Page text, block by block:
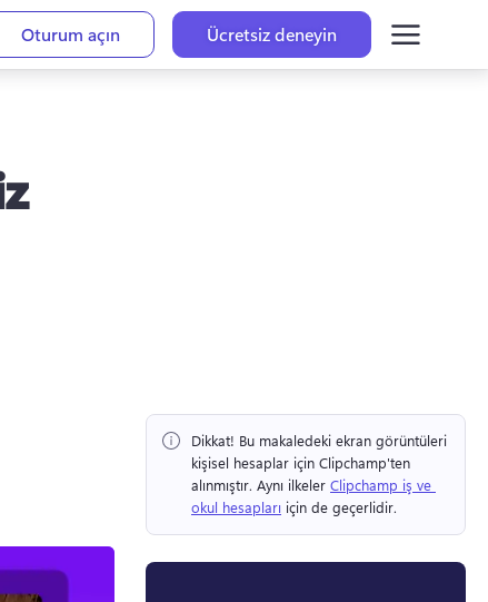
Oturum açın
Ücretsiz deneyin
Dikkat! Bu makaledeki ekran görüntüleri
kişisel hesaplar için Clipchamp'ten
alınmıştır. Aynı ilkeler Clipchamp iş ve
okul hesapları için de geçerlidir.